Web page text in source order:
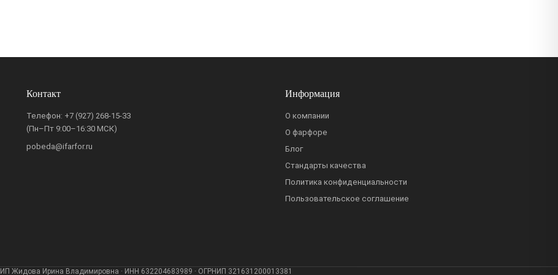
Контакт
Телефон: +7 (927) 268-15-33
(Пн–Пт 9:00–16:30 МСК)
pobeda@ifarfor.ru
Информация
О компании
О фарфоре
Блог
Стандарты качества
Политика конфиденциальности
Пользовательское соглашение
ИП Жидова Ирина Владимировна · ИНН 632204683989 · ОГРНИП 321631200013381